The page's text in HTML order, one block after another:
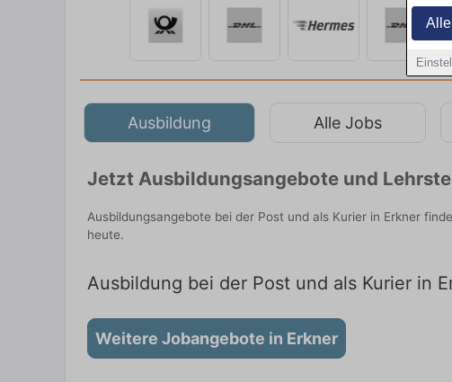
Ausbildung Alle Jobs
Jetzt Ausbildungsangebote und
Ausbildungsangebote bei der Post und als Kurier in Erkner
heute.
Ausbildung bei der Post und als Kurier in
Weitere Jobangebote in Erkner